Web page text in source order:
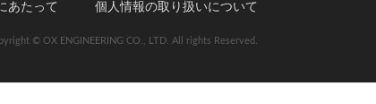
あたって 個人情報の取り扱いについて
© OX ENGINEERING CO., LTD. All rights Reserved.